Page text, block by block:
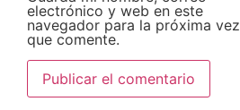
electrónico y web en este
navegador para la próxima vez
que comente.